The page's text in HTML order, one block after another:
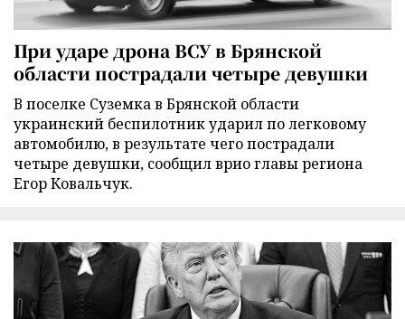
При ударе дрона ВСУ в Брянской
области пострадали четыре девушки
В поселке Суземка в Брянской области
украинский беспилотник ударил по легковому
автомобилю, в результате чего пострадали
четыре девушки, сообщил врио главы региона
Егор Ковальчук.